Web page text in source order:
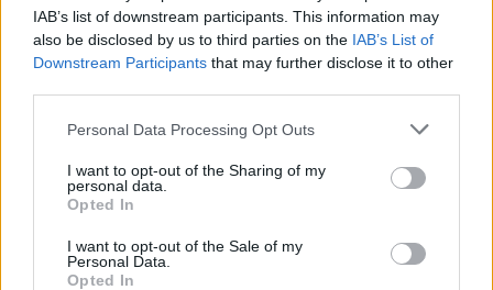
IAB’s list of downstream participants. This information may
also be disclosed by us to third parties on the IAB’s List of
Downstream Participants that may further disclose it to other
Personal Data Processing Opt Outs
I want to opt-out of the Sharing of my
personal data.
Opted In
I want to opt-out of the Sale of my
Personal Data.
Opted In
Granit Xhaka bashkohet
sërish me Sunderlandin
dhe u drejtohet tifozëve
me fjalë zemre
Arbitra grekë vendosin
fatin e Dinamos, UEFA
zbulon gjyqtarët për
(EMRAT)